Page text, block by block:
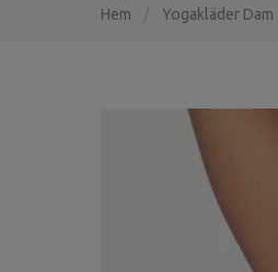
Hem Yogakläder Dam